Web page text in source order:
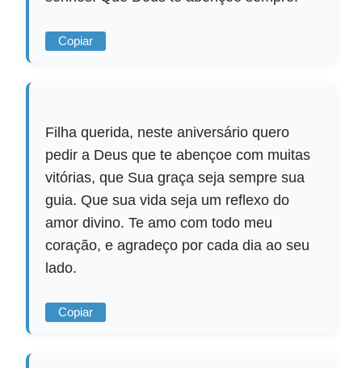
Copiar
Filha querida, neste aniversário quero
pedir a Deus que te abençoe com muitas
vitórias, que Sua graça seja sempre sua
guia. Que sua vida seja um reflexo do
amor divino. Te amo com todo meu
coração, e agradeço por cada dia ao seu
lado.
Copiar